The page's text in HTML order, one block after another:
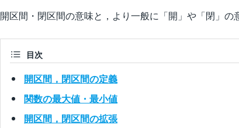
開区間・閉区間の意味と，より一般に「開」や「閉」の
目次
開区間，閉区間の定義
関数の最大値・最小値
開区間，閉区間の拡張